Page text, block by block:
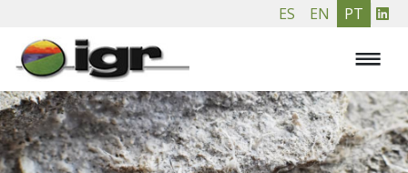
conteúdo
principal
ES EN PT